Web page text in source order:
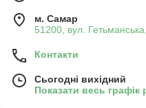
м. Самар
51200, вул.
Контакти
Сьогодні вихідний
Показати весь графік